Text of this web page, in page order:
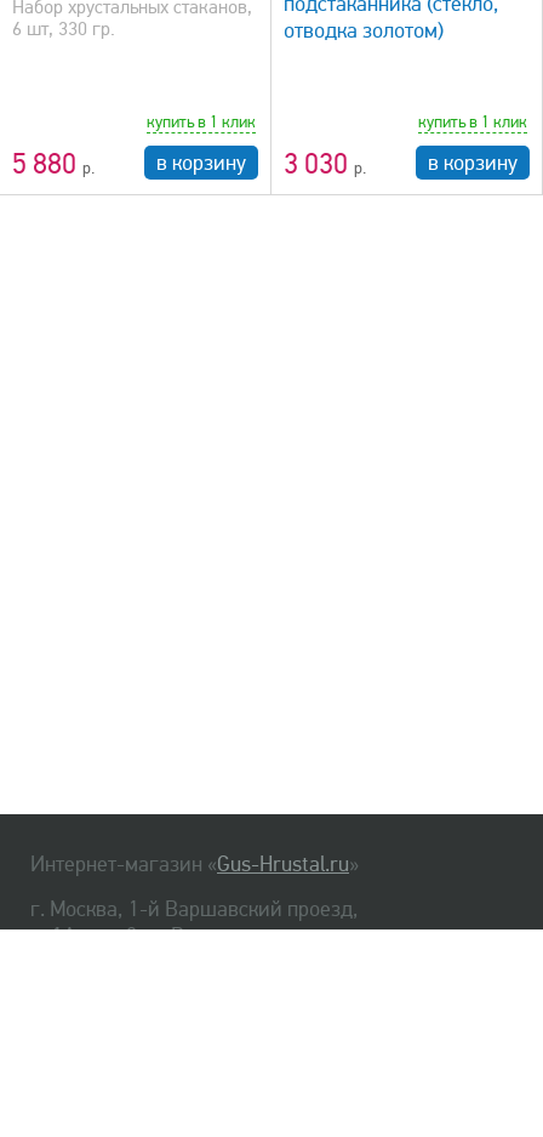
Набор хрустальных стаканов,
6 шт, 330 гр.
5 880
купить в 1 клик
в корзину
отводка золотом)
3 030
купить в 1 клик
в корзину
Интернет-магазин «Gus-Hrustal.ru»
г. Москва, 1-й Варшавский проезд,
д. 1А, стр. 3, м. Варшавская